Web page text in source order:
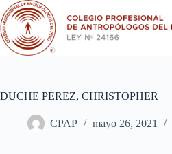
Saltar
al
contenido
DUCHE PEREZ, CHRISTOPHER
CPAP mayo 26, 2021